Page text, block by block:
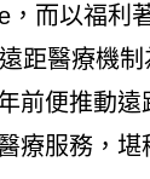
而以福利
距醫療機
前便推動遠
療服務，堪